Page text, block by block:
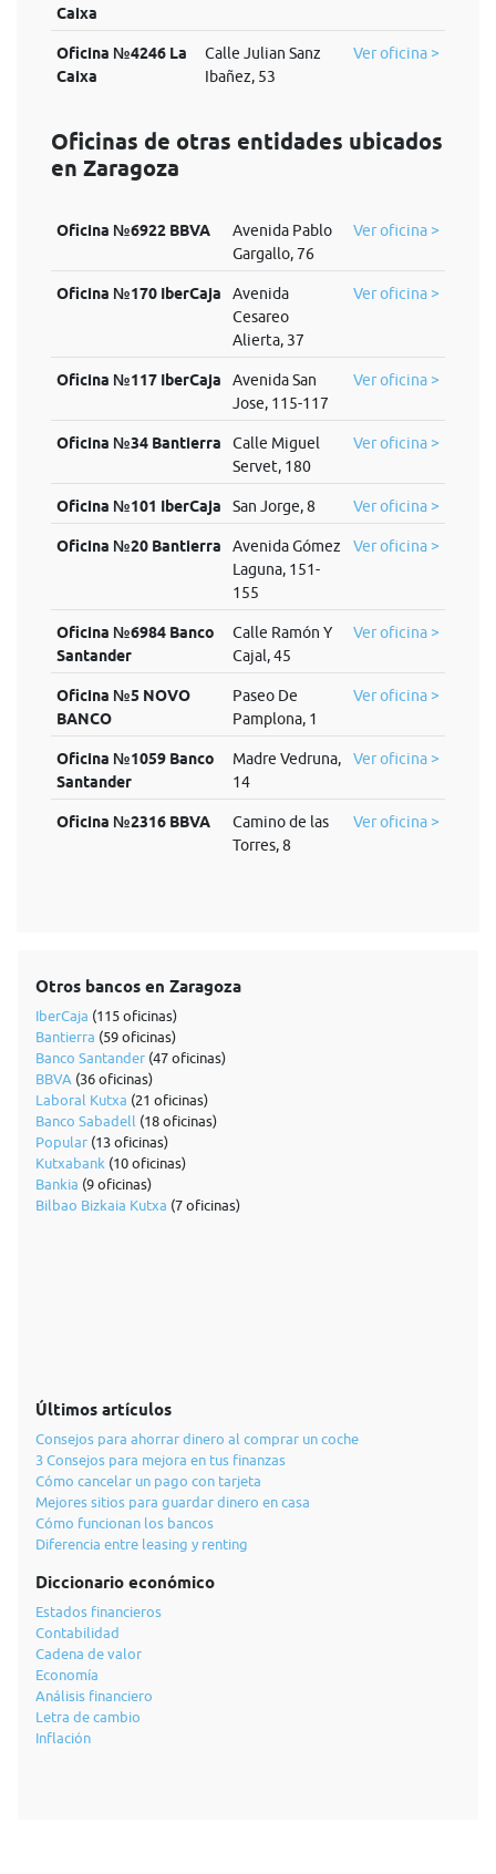
Caixa
Oficina №4246 La
Caixa
Calle Julian Sanz
Ibañez, 53
Ver oficina >
Oficinas de otras entidades ubicados
en Zaragoza
Oficina №6922 BBVA
Avenida Pablo
Gargallo, 76
Ver oficina >
Oficina №170 IberCaja
Avenida
Cesareo
Alierta, 37
Ver oficina >
Oficina №117 IberCaja
Avenida San
Jose, 115-117
Ver oficina >
Oficina №34 Bantierra
Calle Miguel
Servet, 180
Ver oficina >
Oficina №101 IberCaja San Jorge, 8 Ver oficina >
Oficina №20 Bantierra
Avenida Gómez
Laguna, 151-
155
Ver oficina >
Oficina №6984 Banco
Santander
Calle Ramón Y
Cajal, 45
Ver oficina >
Oficina №5 NOVO
BANCO
Paseo De
Pamplona, 1
Ver oficina >
Oficina №1059 Banco
Santander
Madre Vedruna,
14
Ver oficina >
Oficina №2316 BBVA
Camino de las
Torres, 8
Ver oficina >
Otros bancos en Zaragoza
IberCaja (115 oficinas)
Bantierra (59 oficinas)
Banco Santander (47 oficinas)
BBVA (36 oficinas)
Laboral Kutxa (21 oficinas)
Banco Sabadell (18 oficinas)
Popular (13 oficinas)
Kutxabank (10 oficinas)
Bankia (9 oficinas)
Bilbao Bizkaia Kutxa (7 oficinas)
Últimos artículos
Consejos para ahorrar dinero al comprar un coche
3 Consejos para mejora en tus finanzas
Cómo cancelar un pago con tarjeta
Mejores sitios para guardar dinero en casa
Cómo funcionan los bancos
Diferencia entre leasing y renting
Diccionario económico
Estados financieros
Contabilidad
Cadena de valor
Economía
Análisis financiero
Letra de cambio
Inflación